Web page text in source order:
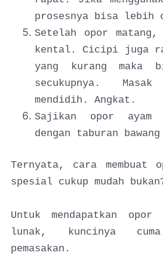
prosesnya bisa lebih
Setelah opor matang,
kental. Cicipi juga
yang kurang maka
secukupnya.
mendidih. Angkat.
Sajikan opor ayam
dengan taburan
Ternyata, cara membuat
spesial cukup mudah
Untuk mendapatkan opor
lunak, kuncinya
pemasakan.